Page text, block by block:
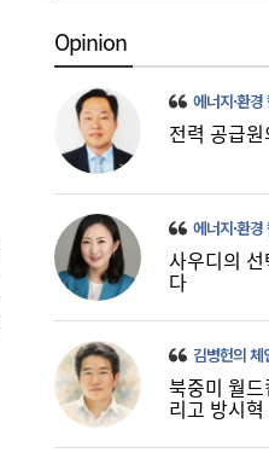
16:32
[금융권 풍향계] 취
업은행, 비대면 햇살
16:26
미·중에 로봇 패권
벌 로봇 파운드리’ 구
Opinion
에너지·환경
전력 공급
에너지·환경
사우디의
다
김병헌의 체
북중미 월
리고 방시